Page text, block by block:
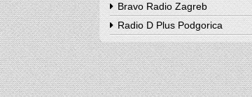
Bravo Radio Zagreb
Radio D Plus Podgorica